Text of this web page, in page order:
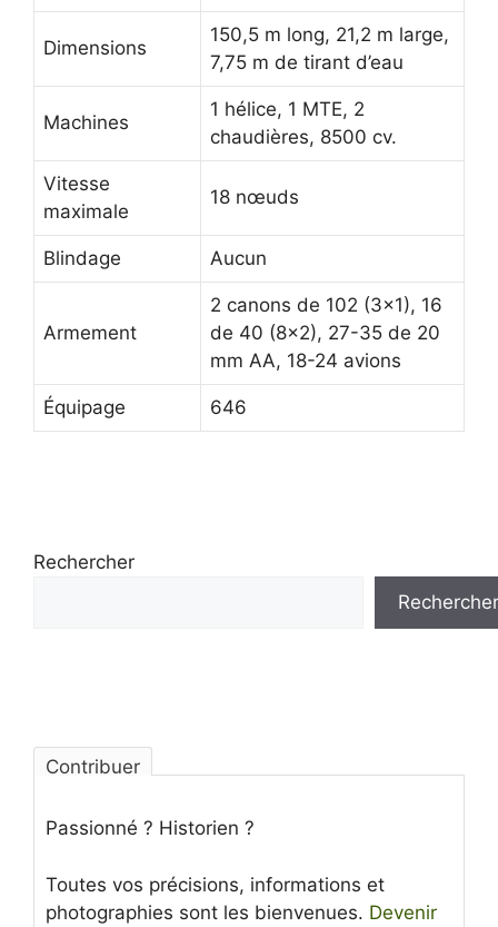
Dimensions
150,5 m long, 21,2 m large,
7,75 m de tirant d’eau
Machines
1 hélice, 1 MTE, 2
chaudières, 8500 cv.
Vitesse
maximale
18 nœuds
Blindage Aucun
Armement
2 canons de 102 (3×1), 16
de 40 (8×2), 27-35 de 20
mm AA, 18-24 avions
Équipage 646
Rechercher
Rechercher
Contribuer
Passionné ? Historien ?
Toutes vos précisions, informations et
photographies sont les bienvenues. Devenir